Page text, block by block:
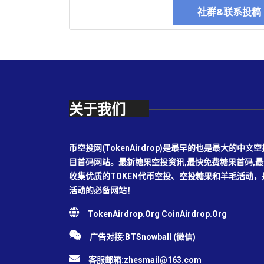
社群&联系投
关于我们
币空投网(TokenAirdrop)是最早的也是最大的中文
目首码网站。最新糖果空投资讯,最快免费糖果首码,
收集优质的TOKEN代币空投、空投糖果和羊毛活动
活动的必备网站！
TokenAirdrop.Org CoinAirdrop.Org
广告对接:BTSnowball (微信)
客服邮箱:zhesmail@163.com